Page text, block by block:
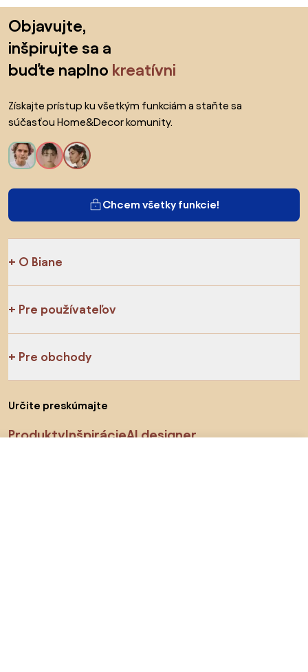
Objavujte,
inšpirujte sa a
buďte naplno kreatívni
Získajte prístup ku všetkým funkciám a staňte sa
súčasťou Home&Decor komunity.
Chcem všetky funkcie!
O Biane
Pre používateľov
Pre obchody
Určite preskúmajte
ProduktyInšpirácieAI designer